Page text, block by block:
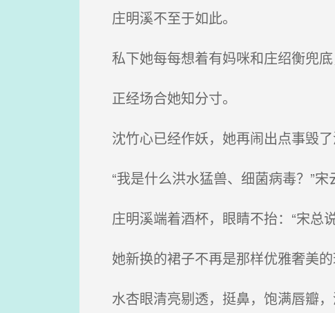
庄明溪不至于如此。
私下她每每想着有妈咪和庄绍衡兜底
正经场合她知分寸。
沈竹心已经作妖，她再闹出点事毁了
“我是什么洪水猛兽、细菌病毒？”宋
庄明溪端着酒杯，眼睛不抬：“宋总
她新换的裙子不再是那样优雅奢美的
水杏眼清亮剔透，挺鼻，饱满唇瓣，